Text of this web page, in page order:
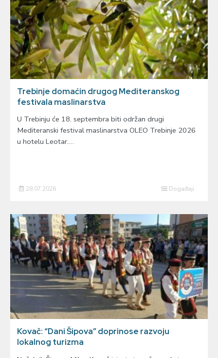
Trebinje domaćin drugog Mediteranskog
festivala maslinarstva
U Trebinju će 18. septembra biti održan drugi
Mediteranski festival maslinarstva OLEO Trebinje 2026
u hotelu Leotar.…
28.07.2026 Događaji
Kovač: “Dani Šipova” doprinose razvoju
lokalnog turizma